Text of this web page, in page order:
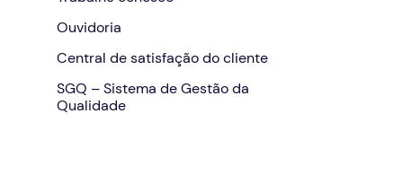
Ouvidoria
Central de satisfação do cliente
SGQ – Sistema de Gestão da
Qualidade